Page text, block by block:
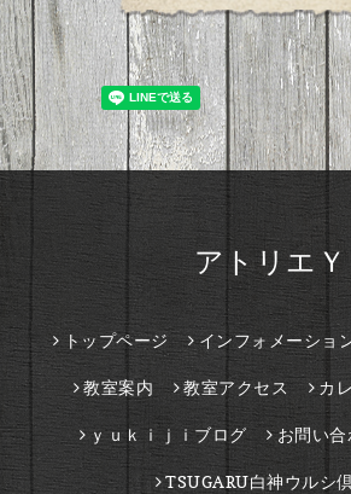
アトリエＹ
トップページ インフォメーショ
教室案内 教室アクセス カ
ｙｕｋｉｊｉブログ お問い合
TSUGARU白神ウルシ